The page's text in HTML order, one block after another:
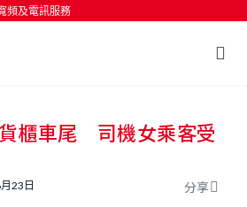
頻及電訊服務
按輸入鍵開始搜尋
櫃車尾 司機女乘客受
23日 分享